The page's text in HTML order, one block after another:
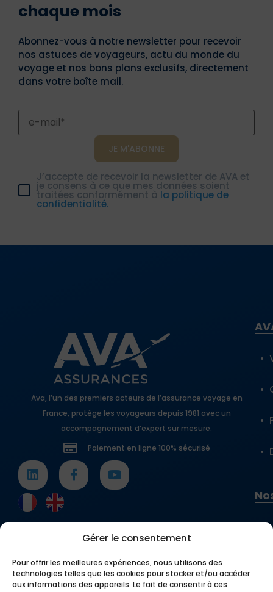
Gérer le consentement
Pour offrir les meilleures expériences, nous utilisons des
technologies telles que les cookies pour stocker et/ou accéder
aux informations des appareils. Le fait de consentir à ces
chaque mois
Abonnez-vous à notre newsletter pour recevoir
nos astuces de voyageurs, actu du monde du
voyage et nos bons plans exclusifs, directement
dans votre boîte mail.
J’accepte de recevoir la newsletter de AVA et
je consens à ce que mes données soient
traitées conformément à la politique de
confidentialité.
Ava, l’un des premiers acteurs de l’assurance voyage en
France, protège les voyageurs depuis 1981 avec un
accompagnement d’expert sur mesure.
Paiement en ligne 100% sécurisé